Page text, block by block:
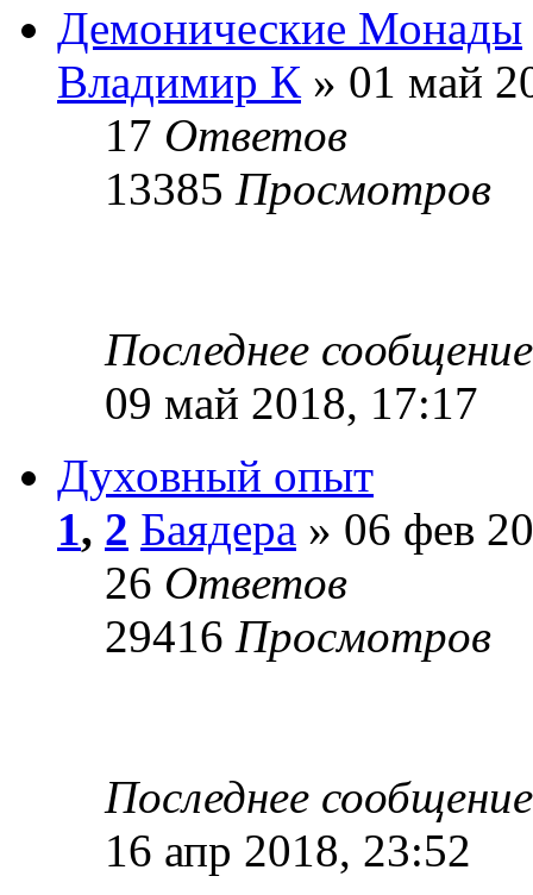
Демонические Монады
Владимир К » 01 май
17 Ответов
13385 Просмотров
Последнее
09 май 2018, 17:17
Духовный опыт
1, 2 Баядера » 06 фев
26 Ответов
29416 Просмотров
Последнее
16 апр 2018, 23:52